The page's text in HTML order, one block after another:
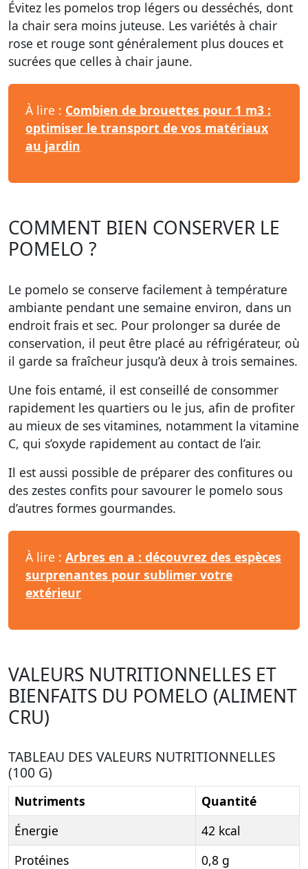
Évitez les pomelos trop légers ou desséchés, dont
la chair sera moins juteuse. Les variétés à chair
rose et rouge sont généralement plus douces et
sucrées que celles à chair jaune.
À lire : Combien de brouettes pour 1 m3 :
optimiser le transport de vos matériaux
au jardin
COMMENT BIEN CONSERVER LE
POMELO ?
Le pomelo se conserve facilement à température
ambiante pendant une semaine environ, dans un
endroit frais et sec. Pour prolonger sa durée de
conservation, il peut être placé au réfrigérateur, où
il garde sa fraîcheur jusqu’à deux à trois semaines.
Une fois entamé, il est conseillé de consommer
rapidement les quartiers ou le jus, afin de profiter
au mieux de ses vitamines, notamment la vitamine
C, qui s’oxyde rapidement au contact de l’air.
Il est aussi possible de préparer des confitures ou
des zestes confits pour savourer le pomelo sous
d’autres formes gourmandes.
À lire : Arbres en a : découvrez des espèces
surprenantes pour sublimer votre
extérieur
VALEURS NUTRITIONNELLES ET
BIENFAITS DU POMELO (ALIMENT
CRU)
TABLEAU DES VALEURS NUTRITIONNELLES
(100 G)
Nutriments
Quantité
Énergie
42 kcal
Protéines
0,8 g